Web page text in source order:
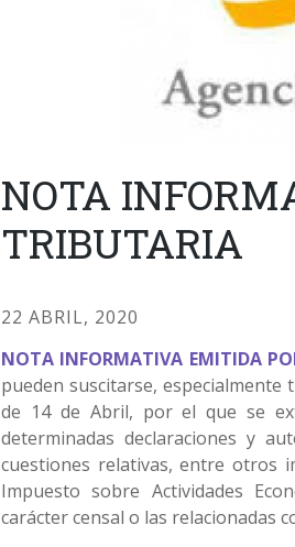
NOTA
TRIBUTARIA
22 ABRIL, 2020
NOTA INFORMATIVA EMITIDA
pueden suscitarse,
de 14 de Abril, por el que se
determinadas declaraciones y
cuestiones relativas, entre otros
Impuesto sobre Actividades
carácter censal o las relacionadas